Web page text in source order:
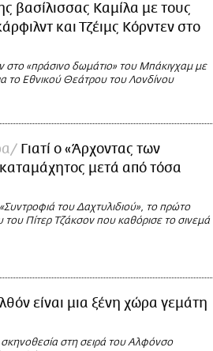
βασίλισσας Καμίλα με τους
και Τζέιμς Κόρντεν στο
στο «πράσινο δωμάτιο» του Μπάκιγχαμ με
το Εθνικού Θεάτρου του Λονδίνου
Γιατί ο «Άρχοντας των
μετά από τόσα
του Δαχτυλιδιού», το πρώτο
Πίτερ Τζάκσον που καθόρισε το σινεμά
είναι μια ξένη χώρα γεμάτη
στη σειρά του Αλφόνσο